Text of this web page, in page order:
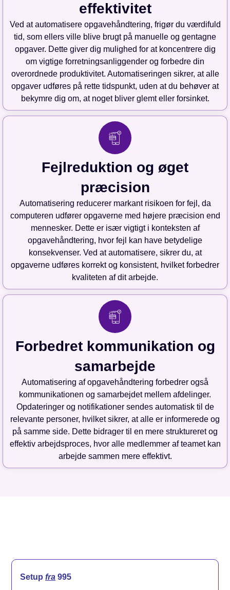
effektivitet
Ved at automatisere opgavehåndtering, frigør du værdifuld
tid, som ellers ville blive brugt på manuelle og gentagne
opgaver. Dette giver dig mulighed for at koncentrere dig
om vigtige forretningsanliggender og forbedre din
overordnede produktivitet. Automatiseringen sikrer, at alle
opgaver udføres på rette tidspunkt, uden at du behøver at
bekymre dig om, at noget bliver glemt eller forsinket.
Fejlreduktion og øget
præcision
Automatisering reducerer markant risikoen for fejl, da
computeren udfører opgaverne med højere præcision end
mennesker. Dette er især vigtigt i konteksten af
opgavehåndtering, hvor fejl kan have betydelige
konsekvenser. Ved at automatisere, sikrer du, at
opgaverne udføres korrekt og konsistent, hvilket forbedrer
kvaliteten af dit arbejde.
Forbedret kommunikation og
samarbejde
Automatisering af opgavehåndtering forbedrer også
kommunikationen og samarbejdet mellem afdelinger.
Opdateringer og notifikationer sendes automatisk til de
relevante personer, hvilket sikrer, at alle er informerede og
på samme side. Dette bidrager til en mere struktureret og
effektiv arbejdsproces, hvor alle medlemmer af teamet kan
arbejde sammen mere effektivt.
Setup fra 995